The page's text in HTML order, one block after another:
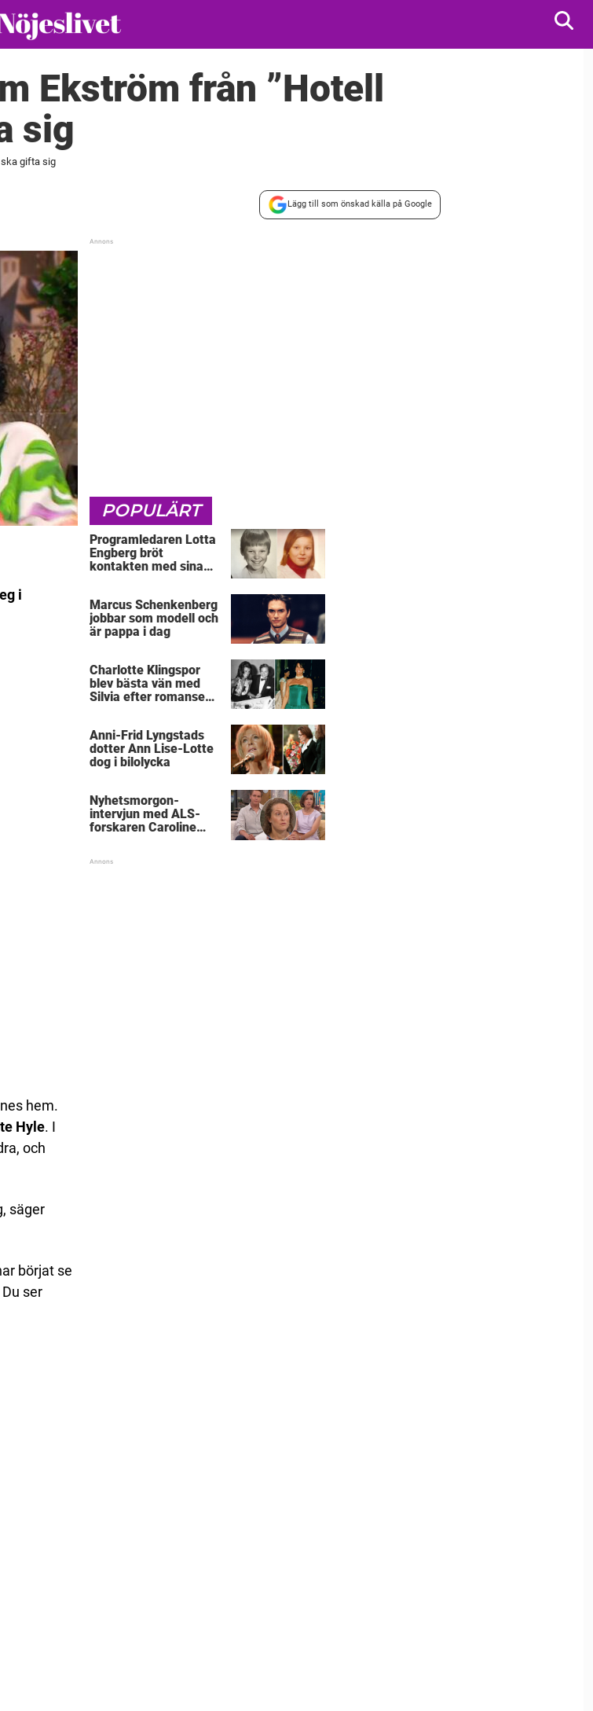
Ekström från ”Hotell
sig
ska gifta sig
Lägg till som önskad källa på Google
i
hem.
Hyle. I
och
säger
börjat se
ser
POPULÄRT
Programledaren Lotta
Engberg bröt
kontakten med sina
Marcus Schenkenberg
jobbar som modell och
är pappa i dag
Charlotte Klingspor
blev bästa vän med
Silvia efter romansen
Anni-Frid Lyngstads
dotter Ann Lise-Lotte
dog i bilolycka
Nyhetsmorgon-
intervjun med ALS-
forskaren Caroline